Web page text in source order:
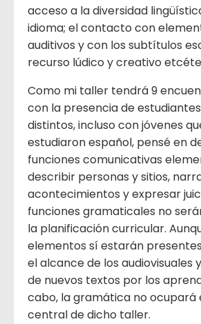
acceso a la diversidad
idioma; el contacto con
auditivos y con los subtítulos
recurso lúdico y creativo
Como mi taller tendrá 9
con la presencia de
distintos, incluso con jóvenes
estudiaron español, pensé en
funciones comunicativas
describir personas y sitios,
acontecimientos y expresar
funciones gramaticales no
la planificación curricular.
elementos sí estarán
el alcance de los audiovisuales
de nuevos textos por los
cabo, la gramática no ocupará
central de dicho taller.